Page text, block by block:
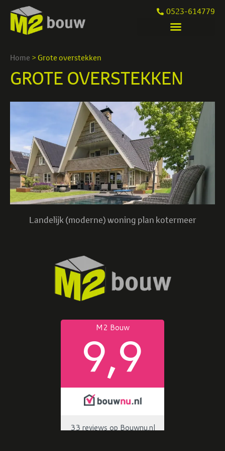
0523-614779
Home > Grote overstekken
GROTE OVERSTEKKEN
Landelijk (moderne) woning plan kotermeer